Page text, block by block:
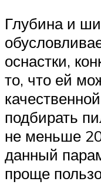
Глубина и
оснастки,
то, что ей
подбирать
не меньше
данный
проще